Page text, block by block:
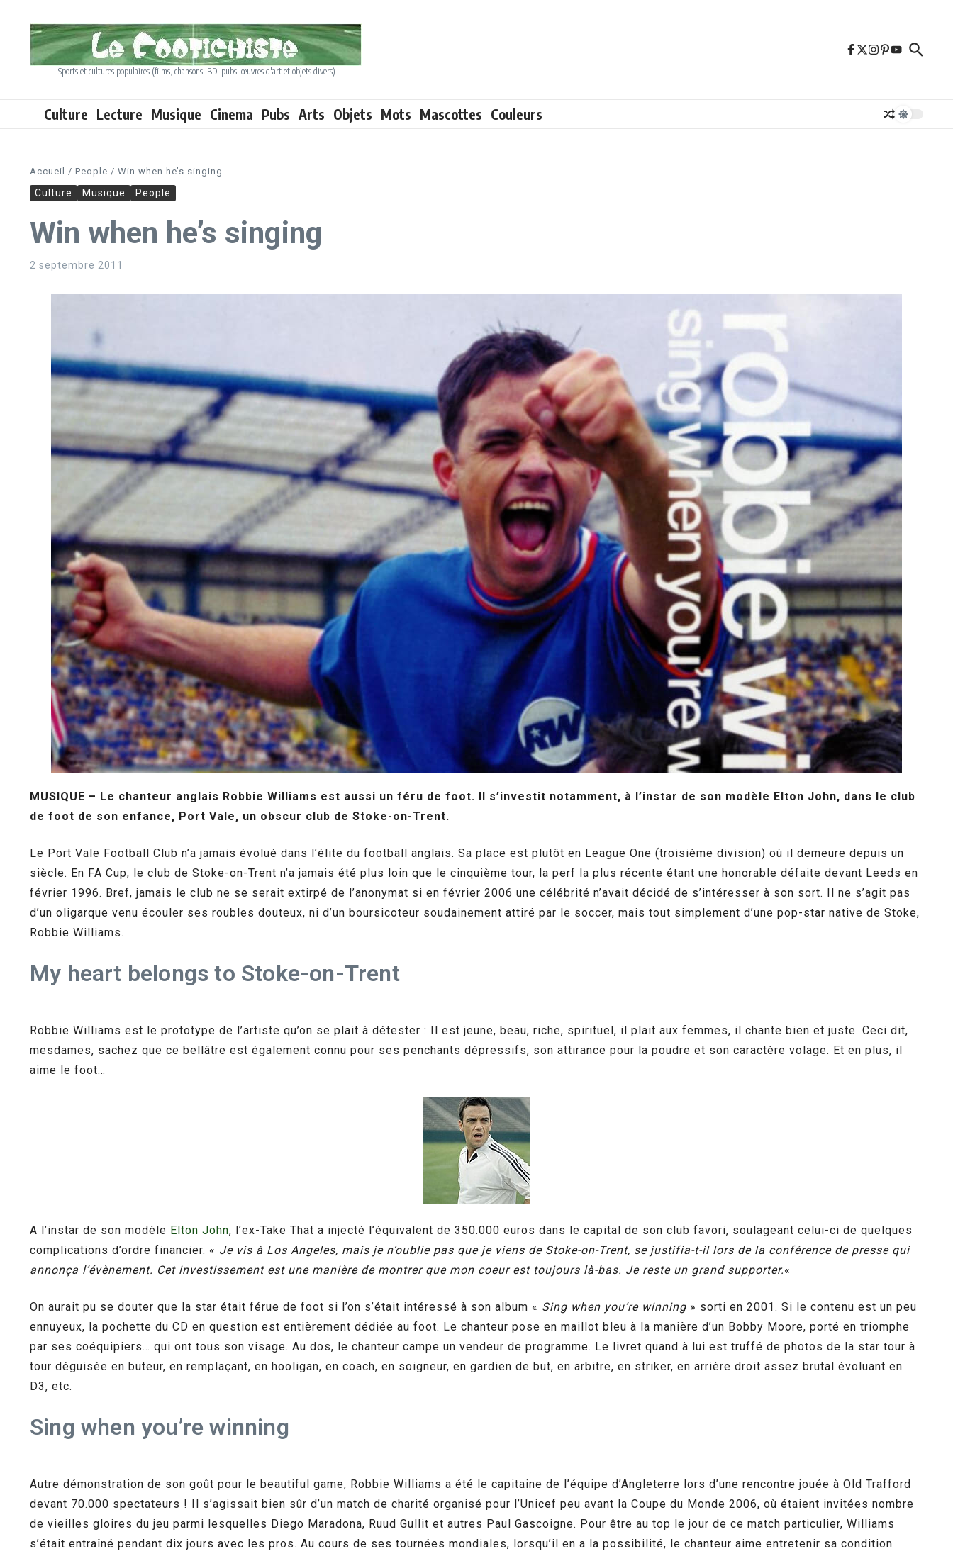
Sports et cultures populaires (films, chansons, BD, pubs, œuvres d'art et objets divers)
Culture Lecture Musique Cinema Pubs Arts Objets Mots Mascottes Couleurs
Accueil / People / Win when he’s singing
Culture Musique People
Win when he’s singing
2 septembre 2011
MUSIQUE – Le chanteur anglais Robbie Williams est aussi un féru de foot. Il s’investit notamment, à l’instar de son modèle Elton John, dans le club
de foot de son enfance, Port Vale, un obscur club de Stoke-on-Trent.
Le Port Vale Football Club n’a jamais évolué dans l’élite du football anglais. Sa place est plutôt en League One (troisième division) où il demeure depuis un
siècle. En FA Cup, le club de Stoke-on-Trent n’a jamais été plus loin que le cinquième tour, la perf la plus récente étant une honorable défaite devant Leeds en
février 1996. Bref, jamais le club ne se serait extirpé de l’anonymat si en février 2006 une célébrité n’avait décidé de s’intéresser à son sort. Il ne s’agit pas
d’un oligarque venu écouler ses roubles douteux, ni d’un boursicoteur soudainement attiré par le soccer, mais tout simplement d’une pop-star native de Stoke,
Robbie Williams.
My heart belongs to Stoke-on-Trent
Robbie Williams est le prototype de l’artiste qu’on se plait à détester : Il est jeune, beau, riche, spirituel, il plait aux femmes, il chante bien et juste. Ceci dit,
mesdames, sachez que ce bellâtre est également connu pour ses penchants dépressifs, son attirance pour la poudre et son caractère volage. Et en plus, il
aime le foot…
A l’instar de son modèle Elton John, l’ex-Take That a injecté l’équivalent de 350.000 euros dans le capital de son club favori, soulageant celui-ci de quelques
complications d’ordre financier. « Je vis à Los Angeles, mais je n’oublie pas que je viens de Stoke-on-Trent, se justifia-t-il lors de la conférence de presse qui
annonça l’évènement. Cet investissement est une manière de montrer que mon coeur est toujours là-bas. Je reste un grand supporter.«
On aurait pu se douter que la star était férue de foot si l’on s’était intéressé à son album « Sing when you’re winning » sorti en 2001. Si le contenu est un peu
ennuyeux, la pochette du CD en question est entièrement dédiée au foot. Le chanteur pose en maillot bleu à la manière d’un Bobby Moore, porté en triomphe
par ses coéquipiers… qui ont tous son visage. Au dos, le chanteur campe un vendeur de programme. Le livret quand à lui est truffé de photos de la star tour à
tour déguisée en buteur, en remplaçant, en hooligan, en coach, en soigneur, en gardien de but, en arbitre, en striker, en arrière droit assez brutal évoluant en
D3, etc.
Sing when you’re winning
Autre démonstration de son goût pour le beautiful game, Robbie Williams a été le capitaine de l’équipe d’Angleterre lors d’une rencontre jouée à Old Trafford
devant 70.000 spectateurs ! Il s’agissait bien sûr d’un match de charité organisé pour l’Unicef peu avant la Coupe du Monde 2006, où étaient invitées nombre
de vieilles gloires du jeu parmi lesquelles Diego Maradona, Ruud Gullit et autres Paul Gascoigne. Pour être au top le jour de ce match particulier, Williams
s’était entraîné pendant dix jours avec les pros. Au cours de ses tournées mondiales, lorsqu’il en a la possibilité, le chanteur aime entretenir sa condition